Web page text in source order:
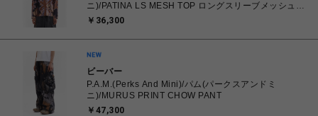
ニ)/PATINA LS MESH TOP ロングスリーブメッシュト
ップ
￥36,300
ビーバー
P.A.M.(Perks And Mini)/パム(パークスアンドミ
ニ)/MURUS PRINT CHOW PANT
￥47,300